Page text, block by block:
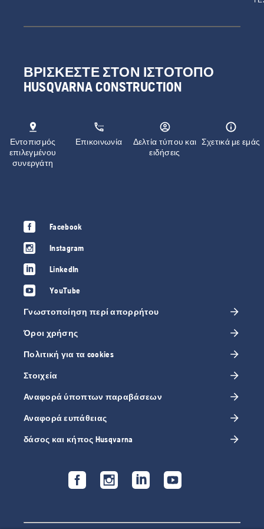
ΒΡΊΣΚΕΣΤΕ ΣΤΟΝ ΙΣΤΌΤΟΠΟ
HUSQVARNA CONSTRUCTION
Εντοπισμός
επιλεγμένου
συνεργάτη
Επικοινωνία
Δελτία τύπου και
ειδήσεις
Σχετικά με εμάς
Facebook
Instagram
LinkedIn
YouTube
Γνωστοποίηση περί απορρήτου
Όροι χρήσης
Πολιτική για τα cookies
Στοιχεία
Αναφορά ύποπτων παραβάσεων
Αναφορά ευπάθειας
δάσος και κήπος Husqvarna